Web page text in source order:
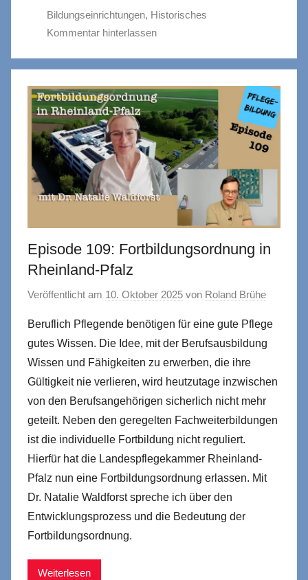
Bildungseinrichtungen, Historisches
Kommentar hinterlassen
Episode 109: Fortbildungsordnung in
Rheinland-Pfalz
Veröffentlicht am 10. Oktober 2025 von Roland Brühe
Beruflich Pflegende benötigen für eine gute Pflege
gutes Wissen. Die Idee, mit der Berufsausbildung
Wissen und Fähigkeiten zu erwerben, die ihre
Gültigkeit nie verlieren, wird heutzutage inzwischen
von den Berufsangehörigen sicherlich nicht mehr
geteilt. Neben den geregelten Fachweiterbildungen
ist die individuelle Fortbildung nicht reguliert.
Hierfür hat die Landespflegekammer Rheinland-
Pfalz nun eine Fortbildungsordnung erlassen. Mit
Dr. Natalie Waldforst spreche ich über den
Entwicklungsprozess und die Bedeutung der
Fortbildungsordnung.
Weiterlesen